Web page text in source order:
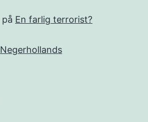
på En farlig terrorist?
Negerhollands